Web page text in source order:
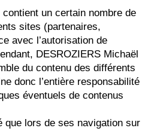
un certain nombre de
sites (partenaires,
avec l’autorisation de
DESROZIERS Michaël
du contenu des différents
donc l’entière responsabilité
éventuels de contenus
que lors de ses navigation sur